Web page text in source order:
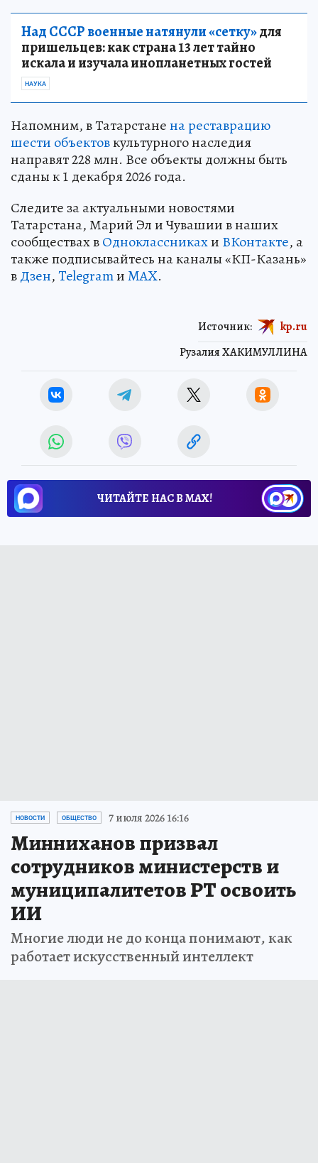
Над СССР военные натянули «сетку»для
пришельцев: как страна 13 лет тайно
искала и изучала инопланетных гостей
НАУКА
Напомним, в Татарстанена реставрацию
шести объектовкультурного наследия
направят 228 млн. Все объекты должны быть
сданы к 1 декабря 2026 года.
Следите за актуальными новостями
Татарстана, Марий Эл и Чувашии в наших
сообществах вОдноклассникахи ВКонтакте, а
также подписывайтесь на каналы «КП-Казань»
вДзен,TelegramиMAX.
Рузалия ХАКИМУЛЛИНА
Источник: kp.ru
ЧИТАЙТЕ НАС В МАХ!
НОВОСТИ ОБЩЕСТВО 7 июля 2026 16:16
Минниханов призвал
сотрудников министерств и
муниципалитетов РТ освоить
ИИ
Многие люди не до конца понимают, как
работает искусственный интеллект